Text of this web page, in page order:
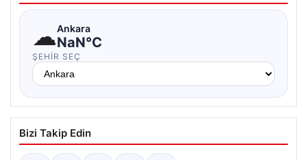
☁Ankara
NaN°C
ŞEHIR SEÇ
Bizi Takip Edin